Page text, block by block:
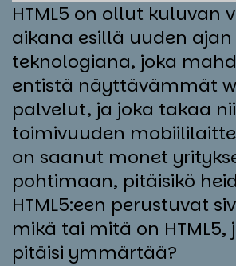
HTML5 on ollut kuluvan
aikana esillä uuden
teknologiana, joka
entistä näyttävämmät
palvelut, ja joka takaa
toimivuuden
on saanut monet
pohtimaan, pitäisikö
HTML5:een perustuvat
mikä tai mitä on HTML5,
pitäisi ymmärtää?